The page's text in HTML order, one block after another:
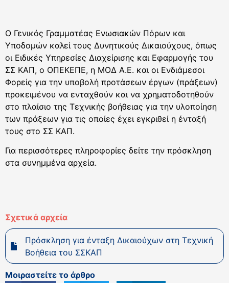
Ο Γενικός Γραμματέας Ενωσιακών Πόρων και
Υποδομών καλεί τους Δυνητικούς Δικαιούχους, όπως
οι Ειδικές Υπηρεσίες Διαχείρισης και Εφαρμογής του
ΣΣ ΚΑΠ, ο ΟΠΕΚΕΠΕ, η ΜΟΔ Α.Ε. και οι Ενδιάμεσοι
Φορείς για την υποβολή προτάσεων έργων (πράξεων)
προκειμένου να ενταχθούν και να χρηματοδοτηθούν
στο πλαίσιο της Τεχνικής βοήθειας για την υλοποίηση
των πράξεων για τις οποίες έχει εγκριθεί η ένταξή
τους στο ΣΣ ΚΑΠ.
Για περισσότερες πληροφορίες δείτε την πρόσκληση
στα συνημμένα αρχεία.
Σχετικά αρχεία
Πρόσκληση για ένταξη Δικαιούχων στη Τεχνική
Βοήθεια του ΣΣΚΑΠ
Μοιραστείτε το άρθρο